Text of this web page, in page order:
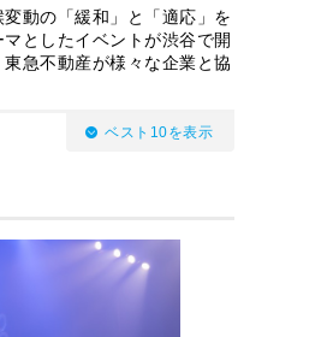
変動の「緩和」と「適応」を
マとしたイベントが渋谷で開
東急不動産が様々な企業と協
ベスト10を表示